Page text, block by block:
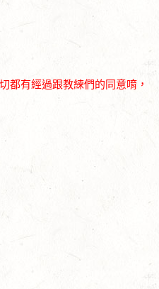
都有經過跟教練們的同意唷，